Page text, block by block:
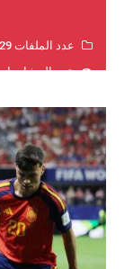
عدد الملفات 29
عدد المشاهدات